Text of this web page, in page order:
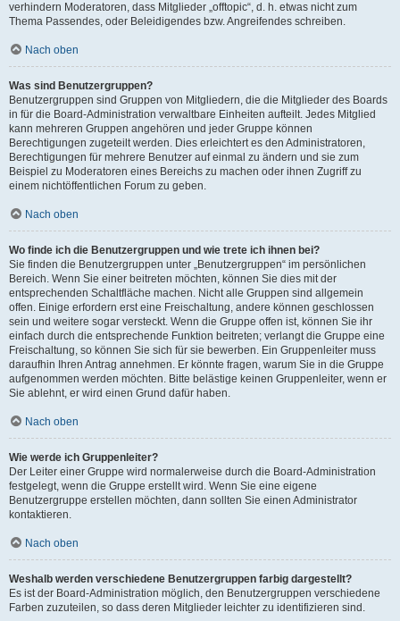
verhindern Moderatoren, dass Mitglieder „offtopic“, d. h. etwas nicht zum
Thema Passendes, oder Beleidigendes bzw. Angreifendes schreiben.
Nach oben
Was sind Benutzergruppen?
Benutzergruppen sind Gruppen von Mitgliedern, die die Mitglieder des Boards
in für die Board-Administration verwaltbare Einheiten aufteilt. Jedes Mitglied
kann mehreren Gruppen angehören und jeder Gruppe können
Berechtigungen zugeteilt werden. Dies erleichtert es den Administratoren,
Berechtigungen für mehrere Benutzer auf einmal zu ändern und sie zum
Beispiel zu Moderatoren eines Bereichs zu machen oder ihnen Zugriff zu
einem nichtöffentlichen Forum zu geben.
Nach oben
Wo finde ich die Benutzergruppen und wie trete ich ihnen bei?
Sie finden die Benutzergruppen unter „Benutzergruppen“ im persönlichen
Bereich. Wenn Sie einer beitreten möchten, können Sie dies mit der
entsprechenden Schaltfläche machen. Nicht alle Gruppen sind allgemein
offen. Einige erfordern erst eine Freischaltung, andere können geschlossen
sein und weitere sogar versteckt. Wenn die Gruppe offen ist, können Sie ihr
einfach durch die entsprechende Funktion beitreten; verlangt die Gruppe eine
Freischaltung, so können Sie sich für sie bewerben. Ein Gruppenleiter muss
daraufhin Ihren Antrag annehmen. Er könnte fragen, warum Sie in die Gruppe
aufgenommen werden möchten. Bitte belästige keinen Gruppenleiter, wenn er
Sie ablehnt, er wird einen Grund dafür haben.
Nach oben
Wie werde ich Gruppenleiter?
Der Leiter einer Gruppe wird normalerweise durch die Board-Administration
festgelegt, wenn die Gruppe erstellt wird. Wenn Sie eine eigene
Benutzergruppe erstellen möchten, dann sollten Sie einen Administrator
kontaktieren.
Nach oben
Weshalb werden verschiedene Benutzergruppen farbig dargestellt?
Es ist der Board-Administration möglich, den Benutzergruppen verschiedene
Farben zuzuteilen, so dass deren Mitglieder leichter zu identifizieren sind.